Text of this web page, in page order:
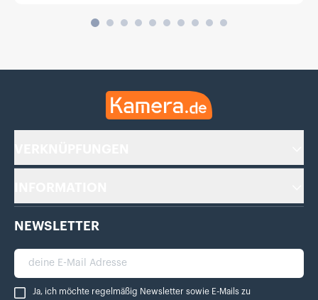
Kamera.de
NEWSLETTER
deine E-Mail Adresse
Ja, ich möchte regelmäßig Newsletter sowie E-Mails zu Bewertungen von
Ja, ich möchte regelmäßig Newsletter sowie E-Mails zu